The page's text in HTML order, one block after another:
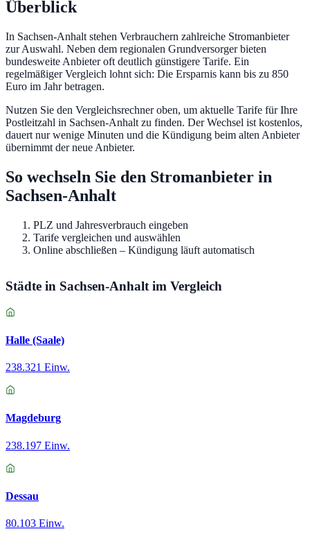
Überblick
In Sachsen-Anhalt stehen Verbrauchern zahlreiche Stromanbieter
zur Auswahl. Neben dem regionalen Grundversorger bieten
bundesweite Anbieter oft deutlich günstigere Tarife. Ein
regelmäßiger Vergleich lohnt sich: Die Ersparnis kann bis zu 850
Euro im Jahr betragen.
Nutzen Sie den Vergleichsrechner oben, um aktuelle Tarife für Ihre
Postleitzahl in Sachsen-Anhalt zu finden. Der Wechsel ist kostenlos,
dauert nur wenige Minuten und die Kündigung beim alten Anbieter
übernimmt der neue Anbieter.
So wechseln Sie den Stromanbieter in
Sachsen-Anhalt
PLZ und Jahresverbrauch eingeben
Tarife vergleichen und auswählen
Online abschließen – Kündigung läuft automatisch
Städte in Sachsen-Anhalt im Vergleich
Halle (Saale)
238.321 Einw.
Magdeburg
238.197 Einw.
Dessau
80.103 Einw.